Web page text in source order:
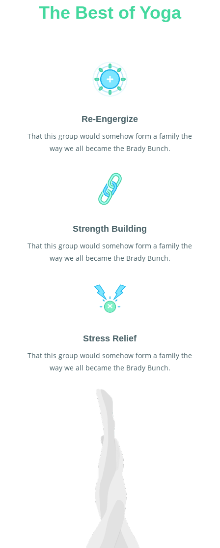
The Best of Yoga
Re-Engergize
That this group would somehow form a family the
way we all became the Brady Bunch.
Strength Building
That this group would somehow form a family the
way we all became the Brady Bunch.
Stress Relief
That this group would somehow form a family the
way we all became the Brady Bunch.